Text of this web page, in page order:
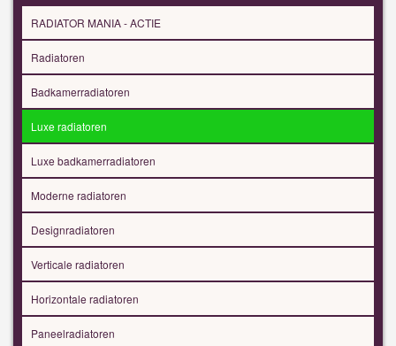
RADIATOR MANIA - ACTIE
Radiatoren
Badkamerradiatoren
Luxe radiatoren
Luxe badkamerradiatoren
Moderne radiatoren
Designradiatoren
Verticale radiatoren
Horizontale radiatoren
Paneelradiatoren